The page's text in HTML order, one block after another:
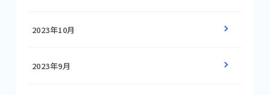
2023年10月
2023年9月